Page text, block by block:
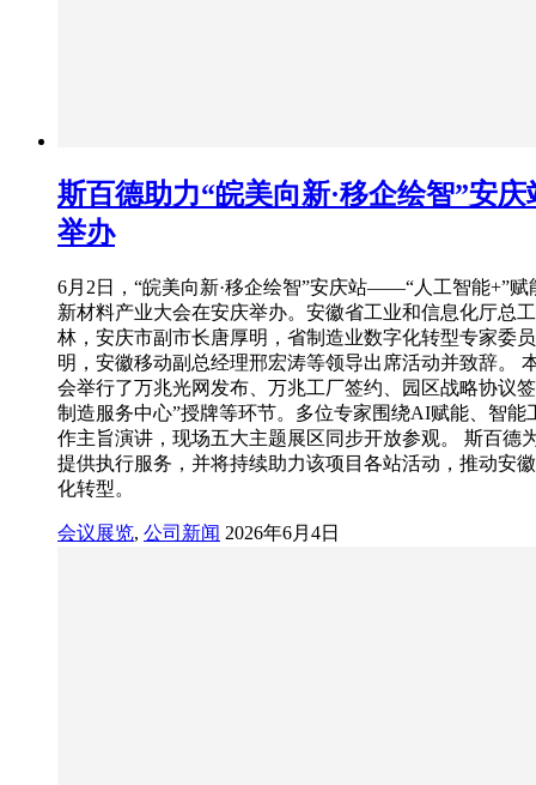
斯百德助力“皖美向新·移企绘智”安庆
举办
6月2日，“皖美向新·移企绘智”安庆站——“人工智能+”赋
新材料产业大会在安庆举办。安徽省工业和信息化厅总
林，安庆市副市长唐厚明，省制造业数字化转型专家委
明，安徽移动副总经理邢宏涛等领导出席活动并致辞。
会举行了万兆光网发布、万兆工厂签约、园区战略协议
制造服务中心”授牌等环节。多位专家围绕AI赋能、智能
作主旨演讲，现场五大主题展区同步开放参观。 斯百德
提供执行服务，并将持续助力该项目各站活动，推动安
化转型。
会议展览, 公司新闻 2026年6月4日